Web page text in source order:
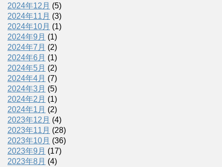
2024年12月 (5)
2024年11月 (3)
2024年10月 (1)
2024年9月 (1)
2024年7月 (2)
2024年6月 (1)
2024年5月 (2)
2024年4月 (7)
2024年3月 (5)
2024年2月 (1)
2024年1月 (2)
2023年12月 (4)
2023年11月 (28)
2023年10月 (36)
2023年9月 (17)
2023年8月 (4)